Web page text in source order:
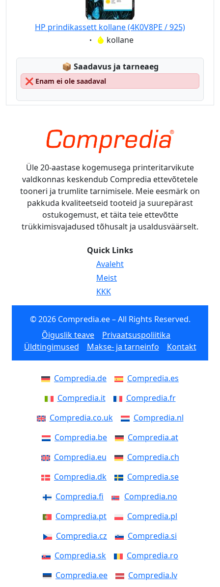
HP prindikassett kollane (4K0V8PE / 925)
Eigenschaft:
kollane
📦 Lagerstatus:
Saadavus ja tarneaeg
❌ Enam ei ole saadaval
Üle 20-aastase kogemusega printeritarvikute
valdkonnas keskendub Compredia ettevõtetele
tooneri ja trumlite tarnimisele. Meie eesmärk on
pakkuda kvaliteetseid tooteid ja suurepärast
ostukogemust, et täita teie ettevõtte
trükkimisvajadused tõhusalt ja usaldusväärselt.
Quick Links
Avaleht
Meist
KKK
© 2026 Compredia.ee – All Rights Reserved.
Õiguslik teave
Privaatsuspoliitika
Üldtingimused
Makse- ja tarneinfo Kontakt
Compredia.de
Compredia.es
Compredia.it
Compredia.fr
Compredia.co.uk
Compredia.nl
Compredia.be
Compredia.at
Compredia.eu
Compredia.ch
Compredia.dk
Compredia.se
Compredia.fi
Compredia.no
Compredia.pt
Compredia.pl
Compredia.cz
Compredia.si
Compredia.sk
Compredia.ro
Compredia.ee
Compredia.lv